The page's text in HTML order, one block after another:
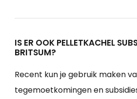
IS ER OOK PELLETKACHEL
BRITSUM?
Recent kun je gebruik maken
tegemoetkomingen en